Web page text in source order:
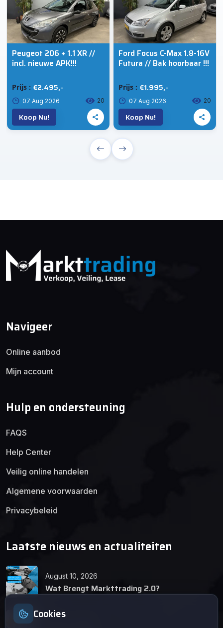
Peugeot 206 + 1.1 XR //
incl. nieuwe APK!!!
Prijs : €2.495,-
07 Aug 2026 20
Koop Nu!
Ford Focus C-Max 1.8-16V
Futura // Bak hoorbaar !!!
Prijs : €1.995,-
07 Aug 2026 20
Koop Nu!
Navigeer
Online aanbod
Mijn account
Hulp en ondersteuning
FAQS
Help Center
Veilig online handelen
Algemene voorwaarden
Privacybeleid
Laatste nieuws en actualiteiten
August 10, 2026
Wat Brengt Markttrading 2.0?
Cookies